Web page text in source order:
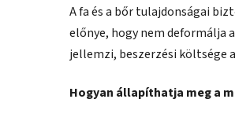
A fa és a bőr tulajdonságai
előnye, hogy nem
jellemzi, beszerzési költsége
Hogyan állapíthatja meg a